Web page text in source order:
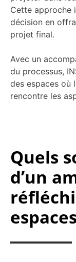
Cette approche
décision en
projet final.
Avec un
du processus,
des espaces où
rencontre les
Quels
d’un